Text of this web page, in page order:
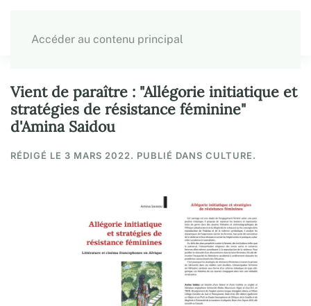
Accéder au contenu principal
Vient de paraître : "Allégorie initiatique et
stratégies de résistance féminine"
d'Amina Saidou
RÉDIGÉ LE 3 MARS 2022. PUBLIÉ DANS CULTURE.